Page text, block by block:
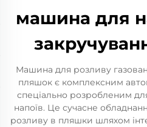
машина для
Машина для розливу
пляшок є комплексним
спеціально розробленим
напоїв. Це сучасне
розливу в пляшки шляхом